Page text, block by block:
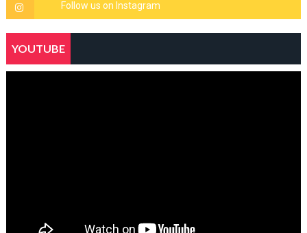
YOUTUBE